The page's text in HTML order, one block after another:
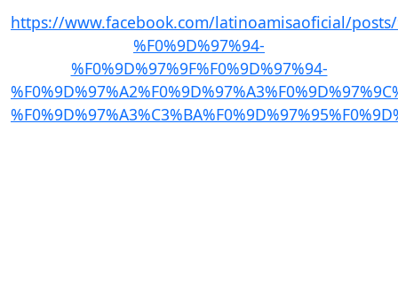
https://www.facebook.com/latinoamisaoficial/posts/
%F0%9D%97%94-
%F0%9D%97%9F%F0%9D%97%94-